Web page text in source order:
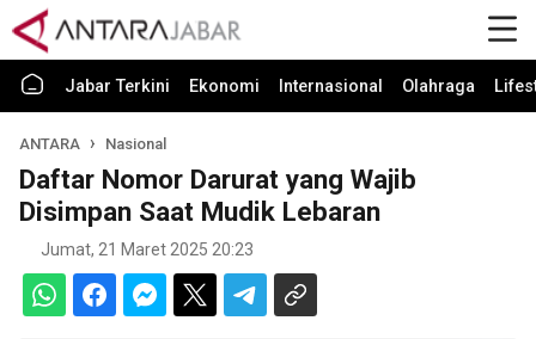
Jabar Terkini Ekonomi Internasional Olahraga
ANTARA Nasional
Daftar Nomor Darurat yang Wajib
Disimpan Saat Mudik Lebaran
Jumat, 21 Maret 2025 20:23